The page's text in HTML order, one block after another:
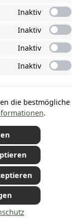
byThemeWare®
Inaktiv
Inaktiv
Inaktiv
Inaktiv
die bestmögliche
.